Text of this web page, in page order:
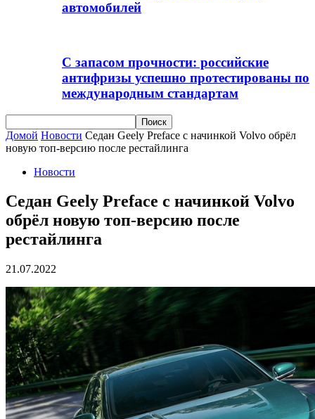
автомобилей
С запасом прочности: российские
антифризы успешно протестированы по
международным стандартам
Домой Новости Седан Geely Preface с начинкой Volvo обрёл
новую топ-версию после рестайлинга
Новости
Седан Geely Preface с начинкой Volvo
обрёл новую топ-версию после
рестайлинга
21.07.2022